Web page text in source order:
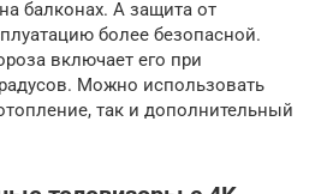
балконах. А защита от
более безопасной.
включает его при
Можно использовать
так и дополнительный